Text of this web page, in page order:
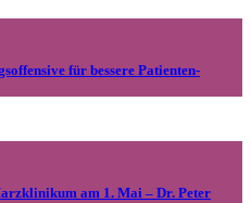
für bessere Patienten-
am 1. Mai – Dr. Peter